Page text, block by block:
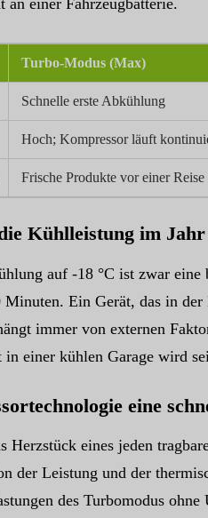
an einer Fahrzeugbatterie.
Turbo-Modus (Max)
Schnelle erste Abkühlung
Hoch; Kompressor läuft
Frische Produkte vor einer
Kühlleistung im Jahr
auf -18 °C ist zwar eine
Minuten. Ein Gerät, das in
immer von externen
in einer kühlen Garage wird
eine
Herzstück eines jeden
der Leistung und der
des Turbomodus